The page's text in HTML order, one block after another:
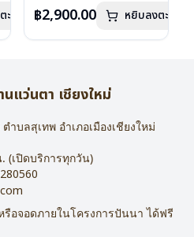
กร้า
บานพับ : ไม่มีสปริง
อุปกรณ์ : กล่องแว่น , ผ้าเช็ดแว่น
฿2,900.00 หยิบลงตะกร้า
แว่นตา เชียงใหม่
ตำบลสุเทพ อำเภอเมืองเชียงใหม่
(เปิดบริการทุกวัน)
อจอดภายในโครงการปันนา ได้ฟรี